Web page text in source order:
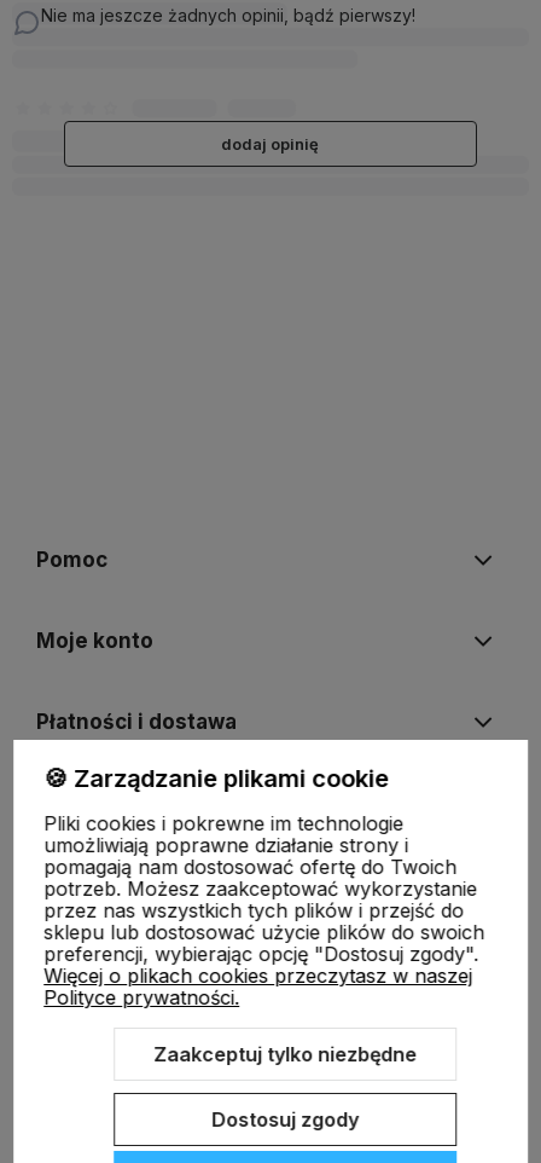
Nie ma jeszcze żadnych opinii, bądź pierwszy!
dodaj opinię
Pomoc
Moje konto
Płatności i dostawa
O nas
Sklep internetowy Shoper.pl Szablon Shoper Modern 3.0™
🍪 Zarządzanie plikami cookie
Pliki cookies i pokrewne im technologie
umożliwiają poprawne działanie strony i
pomagają nam dostosować ofertę do Twoich
potrzeb. Możesz zaakceptować wykorzystanie
przez nas wszystkich tych plików i przejść do
sklepu lub dostosować użycie plików do swoich
preferencji, wybierając opcję "Dostosuj zgody".
Więcej o plikach cookies przeczytasz w naszej
Polityce prywatności.
Zaakceptuj tylko niezbędne
Dostosuj zgody